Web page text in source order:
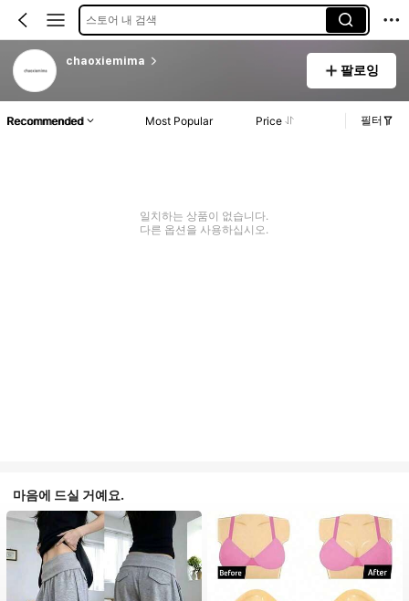
스토어 내 검색
chaoxiemima
팔로잉
Recommended Most Popular Price 필터
일치하는 상품이 없습니다.
다른 옵션을 사용하십시오.
마음에 드실 거예요.